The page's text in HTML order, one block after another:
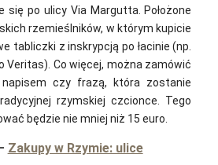
się po ulicy Via Margutta. Położone
rzemieślników, w którym kupicie
tabliczki z inskrypcją po łacinie (np.
Veritas). Co więcej, można zamówić
czy frazą, która zostanie
rzymskiej czcionce. Tego
będzie nie mniej niż 15 euro.
Zakupy w Rzymie: ulice